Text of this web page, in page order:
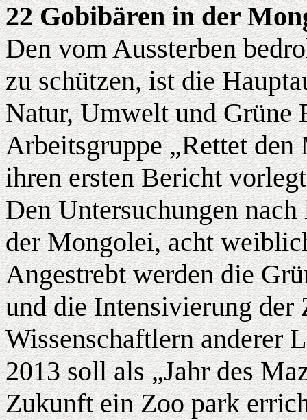
22 Gobibären in der
Den vom Aussterben
zu schützen, ist die
Natur, Umwelt und Grüne
Arbeitsgruppe „Rettet
ihren ersten Bericht
Den Untersuchungen
der Mongolei, acht
Angestrebt werden die
und die Intensivierung der
Wissenschaftlern anderer
2013 soll als „Jahr des
Zukunft ein Zoo park